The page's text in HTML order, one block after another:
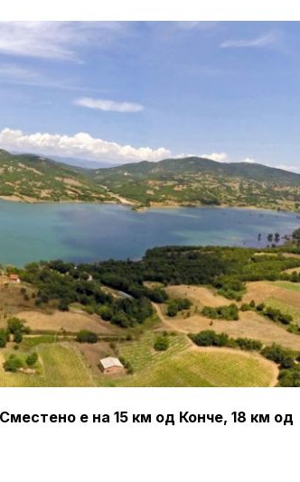
е на 15 км од Конче, 18 км од